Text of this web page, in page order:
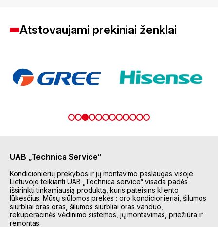
Atstovaujami prekiniai ženklai
UAB „Technica Service“
Kondicionierių prekybos ir jų montavimo paslaugas visoje
Lietuvoje teikianti UAB „Technica service“ visada padės
išsirinkti tinkamiausią produktą, kuris pateisins kliento
lūkesčius. Mūsų siūlomos prekės : oro kondicionieriai, šilumos
siurbliai oras oras, šilumos siurbliai oras vanduo,
rekuperacinės vėdinimo sistemos, jų montavimas, priežiūra ir
remontas.